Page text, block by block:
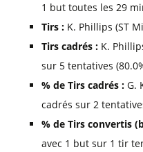
1 but toutes les 29
Tirs : K. Phillips (ST
Tirs cadrés : K.
sur 5 tentatives
% de Tirs cadrés : G.
cadrés sur 2
% de Tirs convertis
avec 1 but sur 1 tir